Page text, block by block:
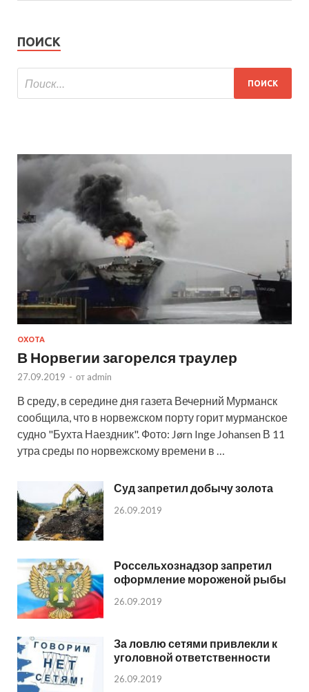
ПОИСК
ОХОТА
В Норвегии загорелся траулер
27.09.2019 - от admin
В среду, в середине дня газета Вечерний Мурманск
сообщила, что в норвежском порту горит мурманское
судно "Бухта Наездник". Фото: Jørn Inge Johansen В 11
утра среды по норвежскому времени в …
Суд запретил добычу золота
26.09.2019
Россельхознадзор запретил
оформление мороженой рыбы
26.09.2019
За ловлю сетями привлекли к
уголовной ответственности
26.09.2019